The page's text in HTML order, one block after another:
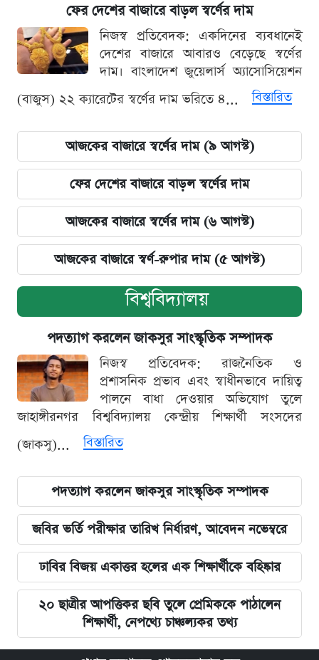
ফের দেশের বাজারে বাড়ল স্বর্ণের দাম
নিজস্ব প্রতিবেদক: একদিনের ব্যবধানেই
দেশের বাজারে আবারও বেড়েছে স্বর্ণের
দাম। বাংলাদেশ জুয়েলার্স অ্যাসোসিয়েশন
(বাজুস) ২২ ক্যারেটের স্বর্ণের দাম ভরিতে ৪...
বিস্তারিত
আজকের বাজারে স্বর্ণের দাম (৯ আগস্ট)
ফের দেশের বাজারে বাড়ল স্বর্ণের দাম
আজকের বাজারে স্বর্ণের দাম (৬ আগস্ট)
আজকের বাজারে স্বর্ণ-রুপার দাম (৫ আগস্ট)
বিশ্ববিদ্যালয়
পদত্যাগ করলেন জাকসুর সাংস্কৃতিক সম্পাদক
নিজস্ব প্রতিবেদক: রাজনৈতিক ও
প্রশাসনিক প্রভাব এবং স্বাধীনভাবে দায়িত্ব
পালনে বাধা দেওয়ার অভিযোগ তুলে
জাহাঙ্গীরনগর বিশ্ববিদ্যালয় কেন্দ্রীয় শিক্ষার্থী সংসদের
(জাকসু)...
বিস্তারিত
পদত্যাগ করলেন জাকসুর সাংস্কৃতিক সম্পাদক
জবির ভর্তি পরীক্ষার তারিখ নির্ধারণ, আবেদন নভেম্বরে
ঢাবির বিজয় একাত্তর হলের এক শিক্ষার্থীকে বহিষ্কার
২০ ছাত্রীর আপত্তিকর ছবি তুলে প্রেমিককে পাঠালেন
শিক্ষার্থী, নেপথ্যে চাঞ্চল্যকর তথ্য